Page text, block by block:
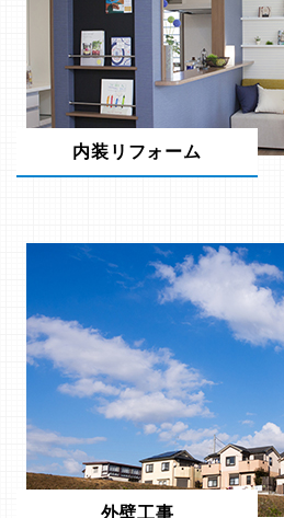
内装リフォーム
外壁工事